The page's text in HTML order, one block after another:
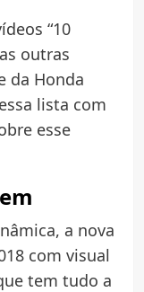
“10
outras
da Honda
lista com
esse
a nova
com visual
tem tudo a